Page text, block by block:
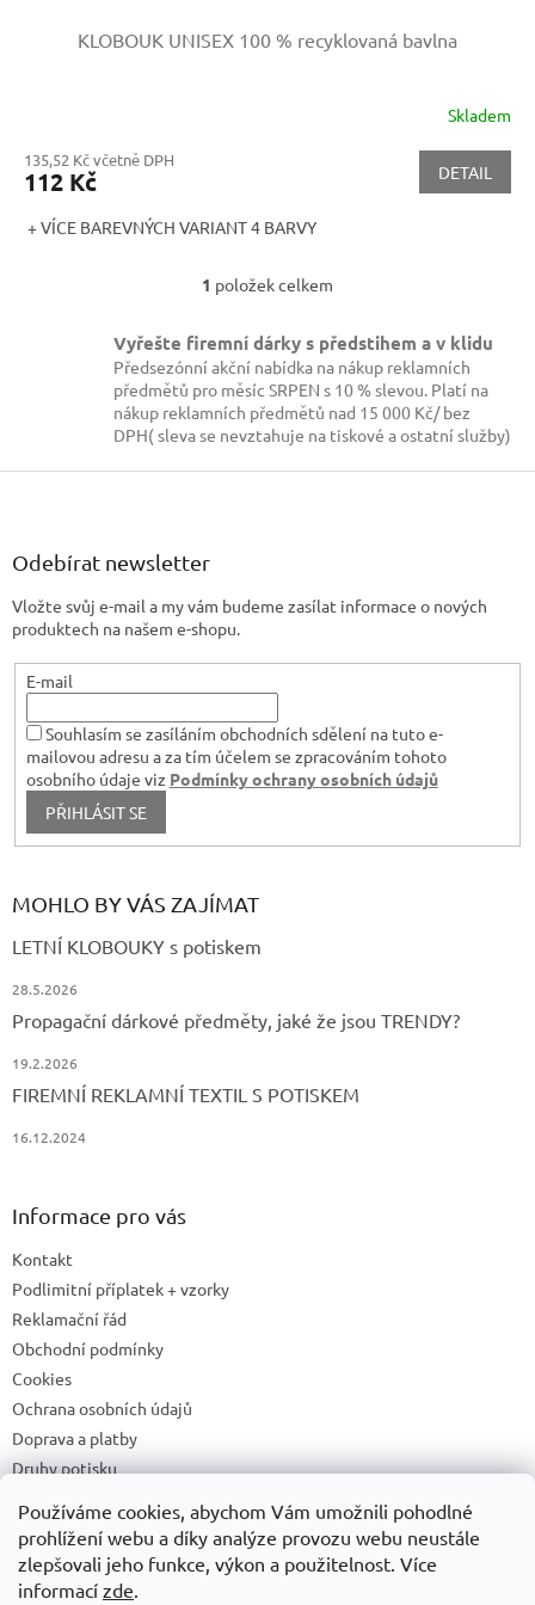
Používáme cookies, abychom Vám umožnili pohodlné
prohlížení webu a díky analýze provozu webu neustále
zlepšovali jeho funkce, výkon a použitelnost. Více
informací zde.
KLOBOUK UNISEX 100 % recyklovaná bavlna
Skladem
135,52 Kč včetně DPH
112 Kč DETAIL
+ VÍCE BAREVNÝCH VARIANT 4 BARVY
O
l
á
d
a
c
p
ý
i
1 položek celkem
Vyřešte firemní dárky s předstihem a v klidu
Předsezónní akční nabídka na nákup reklamních
předmětů pro měsíc SRPEN s 10 % slevou. Platí na
nákup reklamních předmětů nad 15 000 Kč/ bez
DPH( sleva se nevztahuje na tiskové a ostatní služby)
Z
Odebírat newsletter
Vložte svůj e-mail a my vám budeme zasílat informace o nových
produktech na našem e-shopu.
E-mail
Souhlasím se zasíláním obchodních sdělení na tuto e-
mailovou adresu a za tím účelem se zpracováním tohoto
osobního údaje viz Podmínky ochrany osobních údajů
PŘIHLÁSIT SE
MOHLO BY VÁS ZAJÍMAT
LETNÍ KLOBOUKY s potiskem
28.5.2026
Propagační dárkové předměty, jaké že jsou TRENDY?
19.2.2026
FIREMNÍ REKLAMNÍ TEXTIL S POTISKEM
16.12.2024
Informace pro vás
Kontakt
Podlimitní příplatek + vzorky
Reklamační řád
Obchodní podmínky
Cookies
Ochrana osobních údajů
Doprava a platby
Druhy potisku
Recyklační příspěvky a zpětný odběr elektrozařízení/baterií